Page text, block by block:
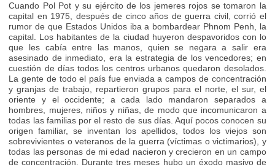
Cuando Pol Pot y su ejército de los jemeres rojos se tomaron la
capital en 1975, después de cinco años de guerra civil, corrió el
rumor de que Estados Unidos iba a bombardear Phnom Penh, la
capital. Los habitantes de la ciudad huyeron despavoridos con lo
que les cabía entre las manos, quien se negara a salir era
asesinado de inmediato, era la estrategia de los vencedores; en
cuestión de días todos los centros urbanos quedaron desolados.
La gente de todo el país fue enviada a campos de concentración
y granjas de trabajo, repartieron grupos para el norte, el sur, el
oriente y el occidente; a cada lado mandaron separados a
hombres, mujeres, niños y niñas, de modo que incomunicaron a
todas las familias por el resto de sus días. Aquí pocos conocen su
origen familiar, se inventan los apellidos, todos los viejos son
sobrevivientes o veteranos de la guerra (víctimas o victimarios), y
todas las personas de mi edad nacieron y crecieron en un campo
de concentración. Durante tres meses hubo un éxodo masivo de